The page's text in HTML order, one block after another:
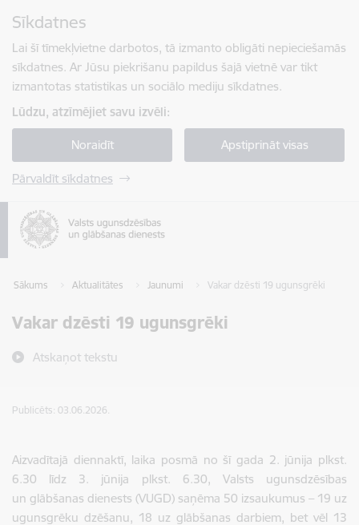
Sīkdatnes
Lai šī tīmekļvietne darbotos, tā izmanto obligāti nepieciešamās
sīkdatnes. Ar Jūsu piekrišanu papildus šajā vietnē var tikt
izmantotas statistikas un sociālo mediju sīkdatnes.
Lūdzu, atzīmējiet savu izvēli:
Noraidīt Apstiprināt visas
Pārvaldīt sīkdatnes
Sākums Aktualitātes Jaunumi Vakar dzēsti 19 ugunsgrēki
Vakar dzēsti 19 ugunsgrēki
Atskaņot tekstu
Publicēts: 03.06.2026.
Aizvadītajā diennaktī, laika posmā no šī gada 2. jūnija plkst.
6.30 līdz 3. jūnija plkst. 6.30, Valsts ugunsdzēsības
un glābšanas dienests (VUGD) saņēma 50 izsaukumus – 19 uz
ugunsgrēku dzēšanu, 18 uz glābšanas darbiem, bet vēl 13